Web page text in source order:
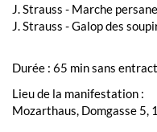
J. Strauss - Marche
J. Strauss - Galop des
Durée : 65 min sans
Lieu de la manifestation :
Mozarthaus, Domgasse 5,